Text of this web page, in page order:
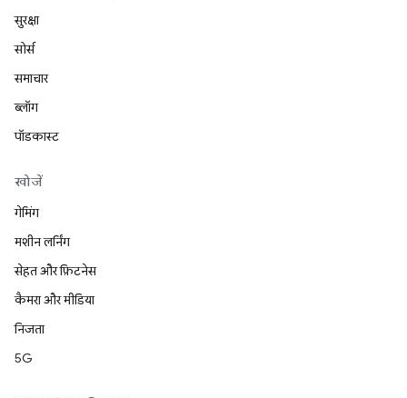
सुरक्षा
सोर्स
समाचार
ब्लॉग
पॉडकास्ट
खोजें
गेमिंग
मशीन लर्निंग
सेहत और फ़िटनेस
कैमरा और मीडिया
निजता
5G